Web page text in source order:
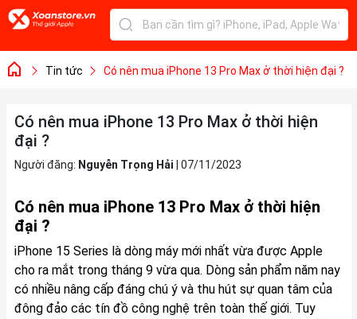
Tin tức Có nên mua iPhone 13 Pro Max ở thời hiện đại ?
Có nên mua iPhone 13 Pro Max ở thời hiện
đại ?
Người đăng: Nguyễn Trọng Hải 07/11/2023
Có nên mua iPhone 13 Pro Max ở thời hiện
đại ?
iPhone 15 Series là dòng máy mới nhất vừa được Apple
cho ra mắt trong tháng 9 vừa qua. Dòng sản phẩm năm nay
có nhiều nâng cấp đáng chú ý và thu hút sự quan tâm của
đông đảo các tín đồ công nghệ trên toàn thế giới. Tuy